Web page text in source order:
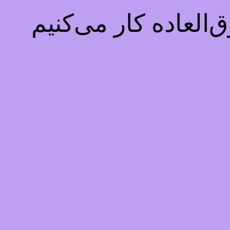
کار می‌کنیم